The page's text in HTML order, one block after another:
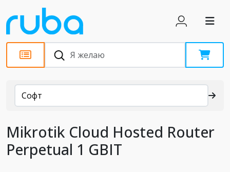
Каталог
Софт
Mikrotik Cloud Hosted Router
Perpetual 1 GBIT